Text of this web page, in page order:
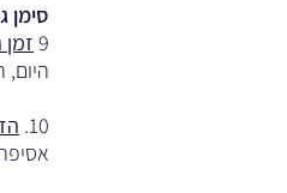
סימן
9
היום,
10.